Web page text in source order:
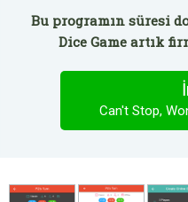
Bu programın süresi
Dice Game artık
Can't Stop,